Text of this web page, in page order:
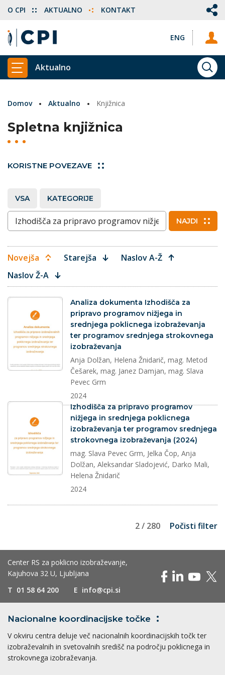
ENG
O CPI AKTUALNO KONTAKT
PRIKAŽI GLAVNI MENI
Aktualno
Domov Aktualno Knjižnica
Spletna knjižnica
KORISTNE POVEZAVE
VSA KATEGORIJE
Vnesite ključne besede NAJDI
Novejša Starejša
Naslov A-Ž
Naslov Ž-A
dokument
Analiza dokumenta Izhodišča za
pripravo programov nižjega in
srednjega poklicnega izobraževanja
ter programov srednjega strokovnega
izobraževanja
Anja Dolžan, Helena Žnidarič, mag. Metod
Češarek, mag. Janez Damjan, mag. Slava
Pevec Grm
2024
dokument
Izhodišča za pripravo programov
nižjega in srednjega poklicnega
izobraževanja ter programov srednjega
strokovnega izobraževanja (2024)
mag. Slava Pevec Grm, Jelka Čop, Anja
Dolžan, Aleksandar Sladojević, Darko Mali,
Helena Žnidarič
2024
2 / 280 Počisti filter
Center RS za poklicno izobraževanje,
Kajuhova 32 U, Ljubljana
T 01 58 64 200 E info@cpi.si
Nacionalne koordinacijske točke
V okviru centra deluje več nacionalnih koordinacijskih točk ter
izobraževalnih in svetovalnih središč na področju poklicnega in
strokovnega izobraževanja.